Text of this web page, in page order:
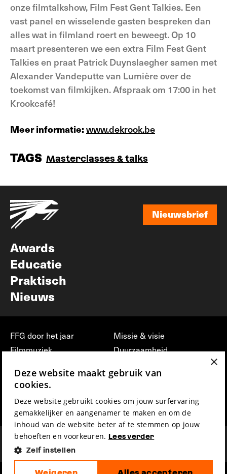
onze filmtalkshow, Film Fest Gent Talkies. Een
vast panel en wisselende gasten bespreken dan
alles wat in filmland roert en beweegt. Op 10
maart presenteren we een extra Film Fest Gent
Talkies en praat Patrick Duynslaegher samen met
Alexander Vandeputte van Lumière over de
toekomst van filmkijken. Afspraak om 17:00 in het
Krookcafé!
Meer informatie: www.dekrook.be
TAGS Masterclasses & talks
Nieuwsbrief
Awards
Educatie
Praktisch
Nieuws
FFG door het jaar
Filmmuziek
Press & Industry
Film Fest Friends
Missie & visie
Duurzaamheid
vrijwilligerswerk bij FFG
Privacy & Disclaimer
×
Deze website maakt gebruik van
cookies.
Deze website gebruikt cookies om jouw surfervaring
gemakkelijker en aangenamer te maken en om de
inhoud van de website beter af te stemmen op jouw
behoeften en voorkeuren. Lees verder
Zelf instellen